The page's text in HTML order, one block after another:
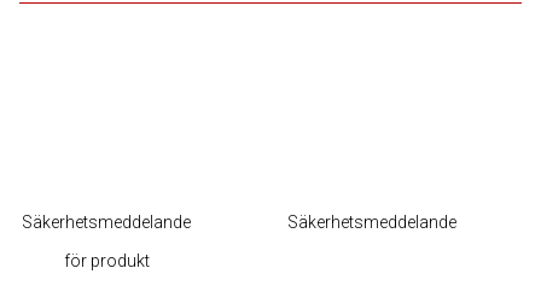
Säkerhetsmeddelande
för produkt
Säkerhetsmeddelande